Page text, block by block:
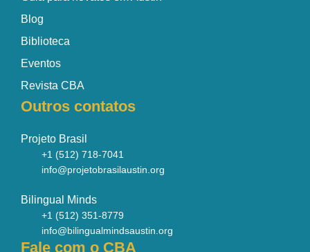
Blog
Biblioteca
Eventos
Revista CBA
Outros contatos
Projeto Brasil
+1 (512) 718-7041
info@projetobrasilaustin.org
Bilingual Minds
+1 (512) 351-8779
info@bilingualmindsaustin.org
Fale com o CBA